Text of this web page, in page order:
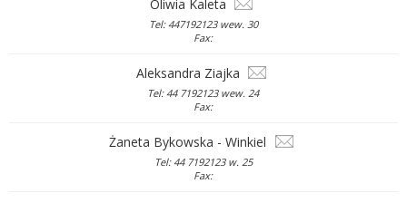
Oliwia Kaleta
Tel: 447192123 wew. 30
Fax:
Aleksandra Ziajka
Tel: 44 7192123 wew. 24
Fax:
Żaneta Bykowska - Winkiel
Tel: 44 7192123 w. 25
Fax: